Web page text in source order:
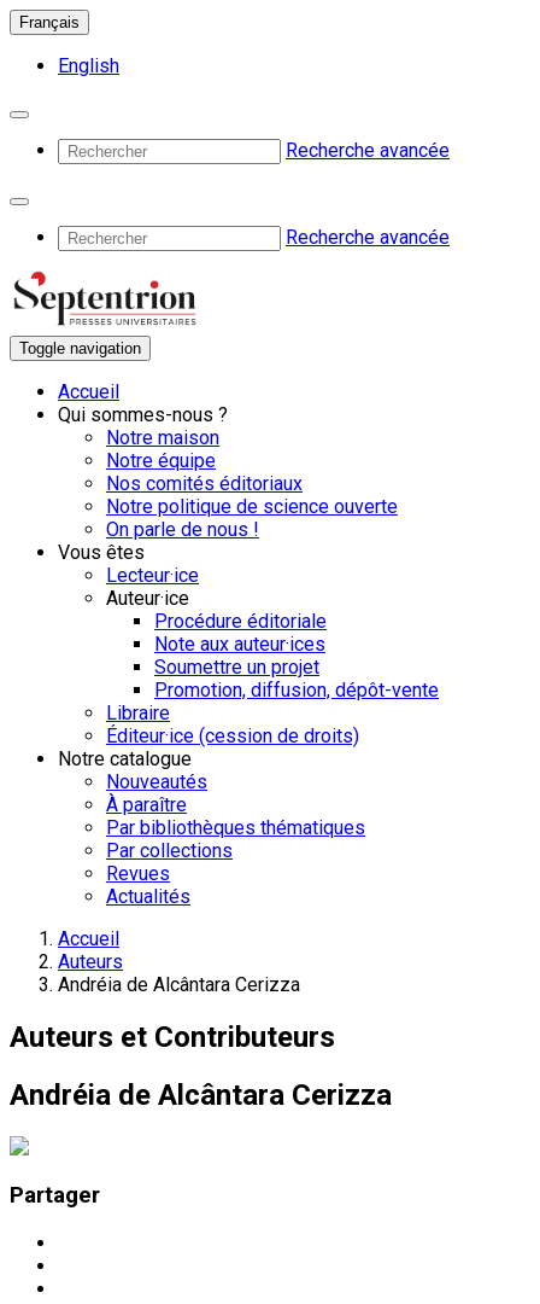
Français
English
Recherche avancée
Recherche avancée
Toggle navigation
Accueil
Qui sommes-nous ?
Notre maison
Notre équipe
Nos comités éditoriaux
Notre politique de science ouverte
On parle de nous !
Vous êtes
Lecteur·ice
Auteur·ice
Procédure éditoriale
Note aux auteur·ices
Soumettre un projet
Promotion, diffusion, dépôt-vente
Libraire
Éditeur·ice (cession de droits)
Notre catalogue
Nouveautés
À paraître
Par bibliothèques thématiques
Par collections
Revues
Actualités
Accueil
Auteurs
Andréia de Alcântara Cerizza
Auteurs et Contributeurs
Andréia de Alcântara Cerizza
Partager